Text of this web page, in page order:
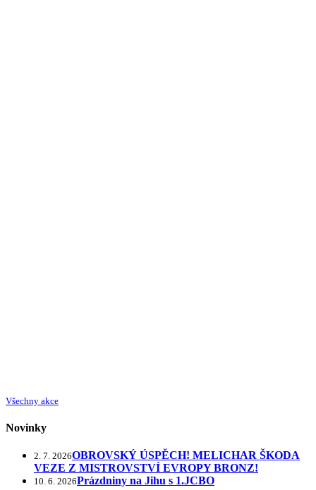
Všechny akce
Novinky
2. 7. 2026OBROVSKÝ ÚSPĚCH! MELICHAR ŠKODA
VEZE Z MISTROVSTVÍ EVROPY BRONZ!
10. 6. 2026Prázdniny na Jihu s 1.JCBO